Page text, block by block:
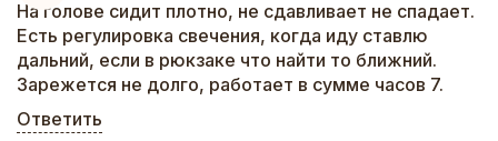
На голове сидит плотно, не сдавливает не спадает.
Есть регулировка свечения, когда иду ставлю
дальний, если в рюкзаке что найти то ближний.
Зарежется не долго, работает в сумме часов 7.
Ответить